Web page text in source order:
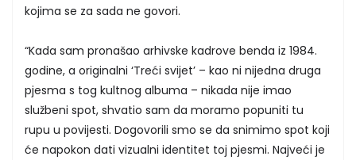
kojima se za sada ne govori.
“Kada sam pronašao arhivske kadrove benda iz 1984.
godine, a originalni ‘Treći svijet’ – kao ni nijedna druga
pjesma s tog kultnog albuma – nikada nije imao
službeni spot, shvatio sam da moramo popuniti tu
rupu u povijesti. Dogovorili smo se da snimimo spot koji
će napokon dati vizualni identitet toj pjesmi. Najveći je